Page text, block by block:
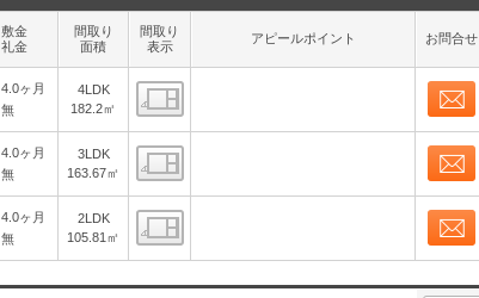
敷金
礼金
間取り
面積
間取り
表示
アピールポイント お問合せ
4.0ヶ月
無
4LDK
182.2㎡
間取り表示
4.0ヶ月
無
3LDK
163.67㎡
間取り表示
4.0ヶ月
無
2LDK
105.81㎡
間取り表示